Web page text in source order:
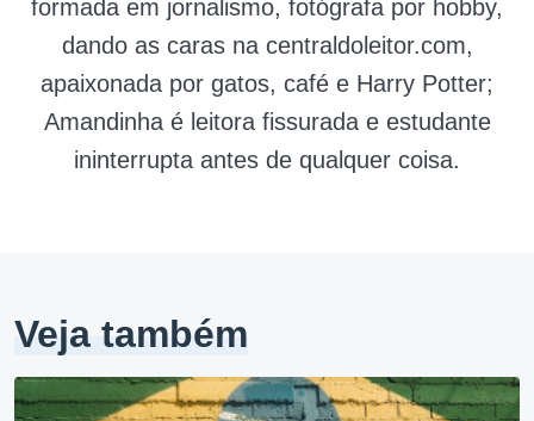
formada em jornalismo, fotógrafa por hobby,
dando as caras na centraldoleitor.com,
apaixonada por gatos, café e Harry Potter;
Amandinha é leitora fissurada e estudante
ininterrupta antes de qualquer coisa.
Veja também